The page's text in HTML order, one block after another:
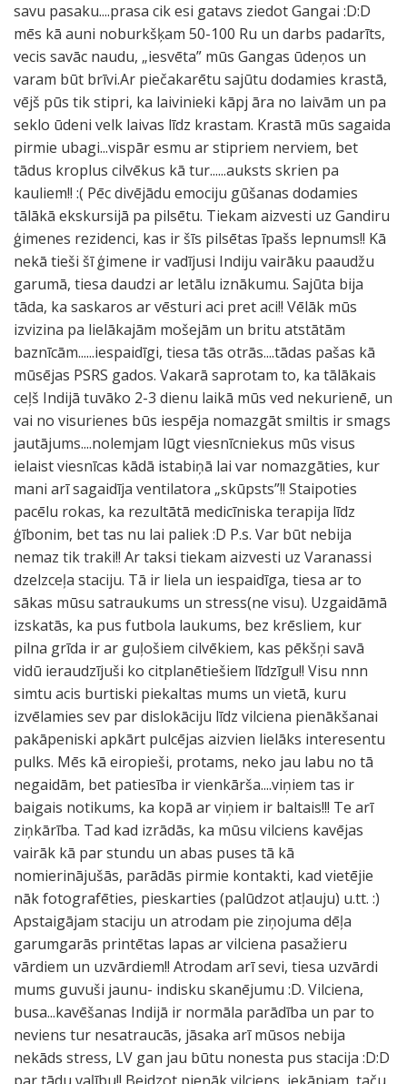
savu pasaku....prasa cik esi gatavs ziedot Gangai :D:D
mēs kā auni noburkšķam 50-100 Ru un darbs padarīts,
vecis savāc naudu, „iesvēta” mūs Gangas ūdeņos un
varam būt brīvi.Ar piečakarētu sajūtu dodamies krastā,
vējš pūs tik stipri, ka laivinieki kāpj āra no laivām un pa
seklo ūdeni velk laivas līdz krastam. Krastā mūs sagaida
pirmie ubagi...vispār esmu ar stipriem nerviem, bet
tādus kroplus cilvēkus kā tur......auksts skrien pa
kauliem!! :( Pēc divējādu emociju gūšanas dodamies
tālākā ekskursijā pa pilsētu. Tiekam aizvesti uz Gandiru
ģimenes rezidenci, kas ir šīs pilsētas īpašs lepnums!! Kā
nekā tieši šī ģimene ir vadījusi Indiju vairāku paaudžu
garumā, tiesa daudzi ar letālu iznākumu. Sajūta bija
tāda, ka saskaros ar vēsturi aci pret aci!! Vēlāk mūs
izvizina pa lielākajām mošejām un britu atstātām
baznīcām......iespaidīgi, tiesa tās otrās....tādas pašas kā
mūsējas PSRS gados. Vakarā saprotam to, ka tālākais
ceļš Indijā tuvāko 2-3 dienu laikā mūs ved nekurienē, un
vai no visurienes būs iespēja nomazgāt smiltis ir smags
jautājums....nolemjam lūgt viesnīcniekus mūs visus
ielaist viesnīcas kādā istabiņā lai var nomazgāties, kur
mani arī sagaidīja ventilatora „skūpsts”!! Staipoties
pacēlu rokas, ka rezultātā medicīniska terapija līdz
ģībonim, bet tas nu lai paliek :D P.s. Var būt nebija
nemaz tik traki!! Ar taksi tiekam aizvesti uz Varanassi
dzelzceļa staciju. Tā ir liela un iespaidīga, tiesa ar to
sākas mūsu satraukums un stress(ne visu). Uzgaidāmā
izskatās, ka pus futbola laukums, bez krēsliem, kur
pilna grīda ir ar guļošiem cilvēkiem, kas pēkšņi savā
vidū ieraudzījuši ko citplanētiešiem līdzīgu!! Visu nnn
simtu acis burtiski piekaltas mums un vietā, kuru
izvēlamies sev par dislokāciju līdz vilciena pienākšanai
pakāpeniski apkārt pulcējas aizvien lielāks interesentu
pulks. Mēs kā eiropieši, protams, neko jau labu no tā
negaidām, bet patiesība ir vienkārša....viņiem tas ir
baigais notikums, ka kopā ar viņiem ir baltais!!! Te arī
ziņkārība. Tad kad izrādās, ka mūsu vilciens kavējas
vairāk kā par stundu un abas puses tā kā
nomierinājušās, parādās pirmie kontakti, kad vietējie
nāk fotografēties, pieskarties (palūdzot atļauju) u.tt. :)
Apstaigājam staciju un atrodam pie ziņojuma dēļa
garumgarās printētas lapas ar vilciena pasažieru
vārdiem un uzvārdiem!! Atrodam arī sevi, tiesa uzvārdi
mums guvuši jaunu- indisku skanējumu :D. Vilciena,
busa...kavēšanas Indijā ir normāla parādība un par to
neviens tur nesatraucās, jāsaka arī mūsos nebija
nekāds stress, LV gan jau būtu nonesta pus stacija :D:D